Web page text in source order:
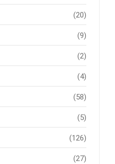
(20)
(9)
(2)
(4)
(58)
(5)
(126)
(27)